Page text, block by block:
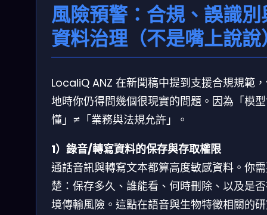
風險預警：合規、誤識別
資料治理（不是嘴上說說
LocaliQ ANZ 在新聞稿中提到支援合規規範
地時你仍得問幾個很現實的問題。因為「模
懂」≠「業務與法規允許」。
1）錄音/轉寫資料的保存與存取權限
通話音訊與轉寫文本都算高度敏感資料。你
楚：保存多久、誰能看、何時刪除、以及是
境傳輸風險。這點在語音與生物特徵相關的